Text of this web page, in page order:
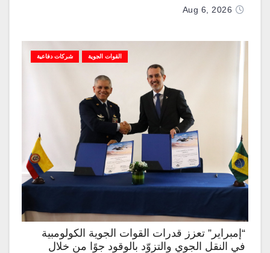
Aug 6, 2026
القوات الجوية شركات دفاعية
“إمبراير” تعزز قدرات القوات الجوية الكولومبية
في النقل الجوي والتزوّد بالوقود جوًا من خلال